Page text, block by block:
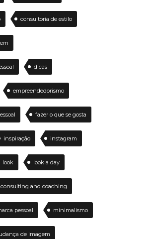
consultoria de estilo
dicas
empreendedorismo
fazer o que se gosta
inspiração instagram
look look a day
consulting and coaching
pessoal minimalismo
de imagem